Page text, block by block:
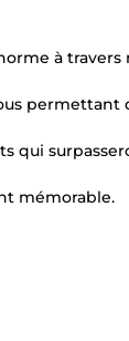
à
permettant
qui
mémorable.